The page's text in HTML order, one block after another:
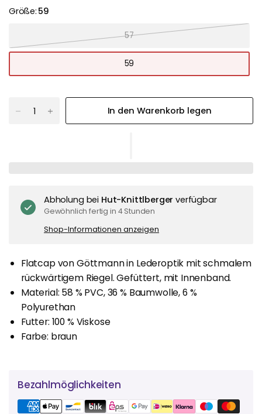
Größe: 59
57
59
In den Warenkorb legen
Abholung bei Hut-Knittlberger verfügbar
Gewöhnlich fertig in 4 Stunden
Shop-Informationen anzeigen
Flatcap von Göttmann in Lederoptik mit schmalem
rückwärtigem Riegel. Gefüttert, mit Innenband.
Material: 58 % PVC, 36 % Baumwolle, 6 %
Polyurethan
Futter: 100 % Viskose
Farbe: braun
Bezahlmöglichkeiten